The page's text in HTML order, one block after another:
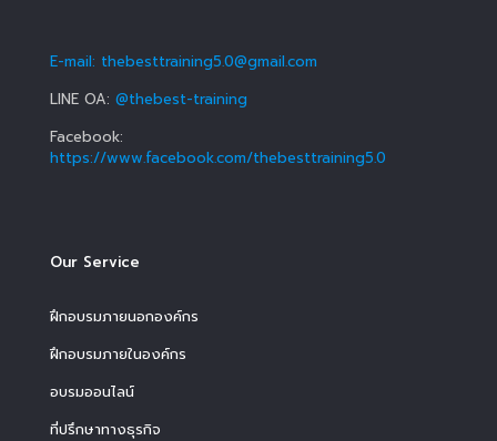
E-mail: thebesttraining5.0@gmail.com
LINE OA: @thebest-training
Facebook:
https://www.facebook.com/thebesttraining5.0
Our Service
ฝึกอบรมภายนอกองค์กร
ฝึกอบรมภายในองค์กร
อบรมออนไลน์
ที่ปรึกษาทางธุรกิจ